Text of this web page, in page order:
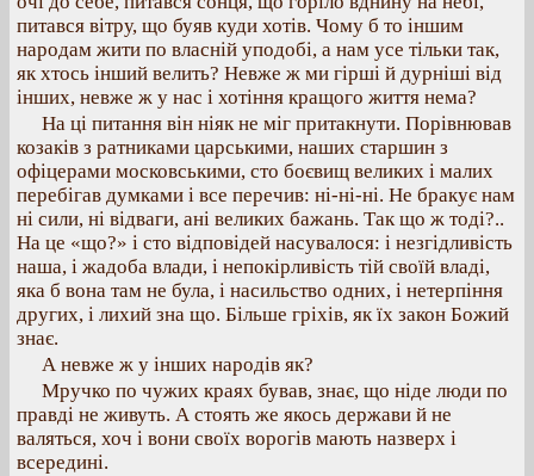
питався вітру, що буяв куди хотів. Чому б то іншим
народам жити по власній уподобі, а нам усе тільки так,
як хтось інший велить? Невже ж ми гірші й дурніші від
інших, невже ж у нас і хотіння кращого життя нема?
На ці питання він ніяк не міг притакнути. Порівнював
козаків з ратниками царськими, наших старшин з
офіцерами московськими, сто боєвищ великих і малих
перебігав думками і все перечив: ні-ні-ні. Не бракує нам
ні сили, ні відваги, ані великих бажань. Так що ж тоді?..
На це «що?» і сто відповідей насувалося: і незгідливість
наша, і жадоба влади, і непокірливість тій своїй владі,
яка б вона там не була, і насильство одних, і нетерпіння
других, і лихий зна що. Більше гріхів, як їх закон Божий
знає.
А невже ж у інших народів як?
Мручко по чужих краях бував, знає, що ніде люди по
правді не живуть. А стоять же якось держави й не
валяться, хоч і вони своїх ворогів мають назверх і
всередині.